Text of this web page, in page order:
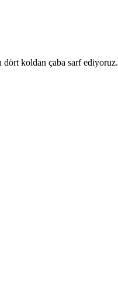
koldan çaba sarf ediyoruz.